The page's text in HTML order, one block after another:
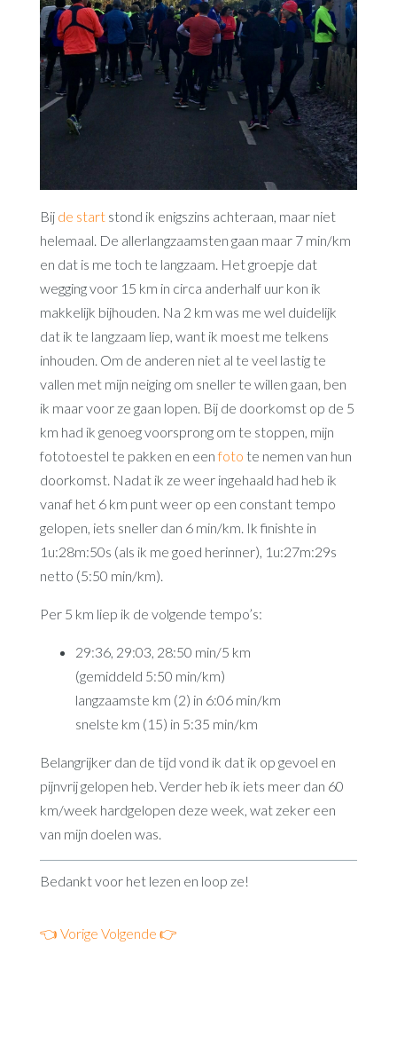
Bij de startstond ik enigszins achteraan, maar niet
helemaal. De allerlangzaamsten gaan maar 7 min/km
en dat is me toch te langzaam. Het groepje dat
wegging voor 15 km in circa anderhalf uur kon ik
makkelijk bijhouden. Na 2 km was me wel duidelijk
dat ik te langzaam liep, want ik moest me telkens
inhouden. Om de anderen niet al te veel lastig te
vallen met mijn neiging om sneller te willen gaan, ben
ik maar voor ze gaan lopen. Bij de doorkomst op de 5
km had ik genoeg voorsprong om te stoppen, mijn
fototoestel te pakken en eenfoto te nemen van hun
doorkomst. Nadat ik ze weer ingehaald had heb ik
vanaf het 6 km punt weer op een constant tempo
gelopen, iets sneller dan 6 min/km. Ik finishte in
1u:28m:50s (als ik me goed herinner), 1u:27m:29s
netto (5:50 min/km).
Per 5 km liep ik de volgende tempo’s:
29:36, 29:03, 28:50 min/5 km
(gemiddeld 5:50 min/km)
langzaamste km (2) in 6:06 min/km
snelste km (15) in 5:35 min/km
Belangrijker dan de tijd vond ik dat ik op gevoel en
pijnvrij gelopen heb. Verder heb ik iets meer dan 60
km/week hardgelopen deze week, wat zeker een
van mijn doelen was.
Bedankt voor het lezen en loop ze!
👈 Vorige Volgende 👉